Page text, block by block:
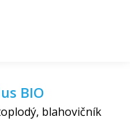
BIO
blahovičník